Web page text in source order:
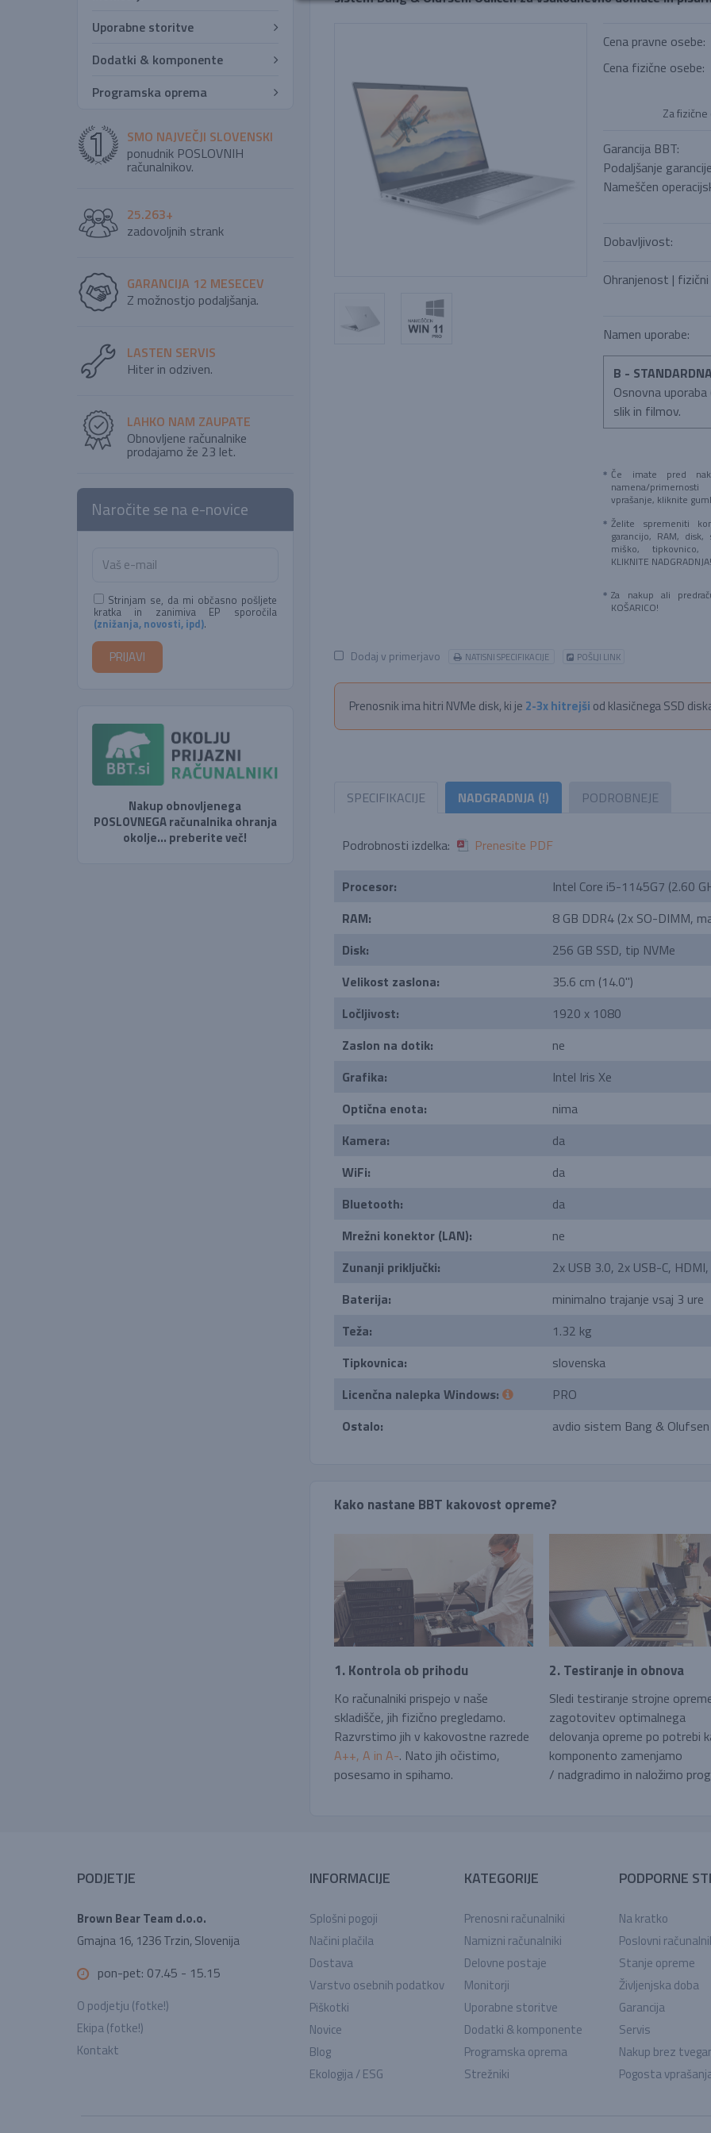
Uporabne storitve
Dodatki & komponente
Programska oprema
SMO NAJVEČJI SLOVENSKI
ponudnik POSLOVNIH
računalnikov.
25.263+
zadovoljnih strank
GARANCIJA 12 MESECEV
Z možnostjo podaljšanja.
LASTEN SERVIS
Hiter in odziven.
LAHKO NAM ZAUPATE
Obnovljene računalnike
prodajamo že 23 let.
Naročite se na e-novice
Strinjam se, da mi občasno pošljete
kratka in zanimiva EP sporočila
(znižanja, novosti, ipd).
Nakup obnovljenega
POSLOVNEGA računalnika ohranja
okolje... preberite več!
Cena pravne osebe:
Cena fizične osebe:
Za
Garancija BBT:
Podaljšanje garancije
Nameščen
Dobavljivost:
Ohranjenost |
Namen uporabe:
B -
Osnovna
slik in filmov.
Če imate pred
namena/
vprašanje, kliknite
Želite spremeniti
garancijo, RAM,
miško, tipkovnico,
KLIKNITE NADGRADNJA!
Za nakup ali
KOŠARICO!
Dodaj v primerjavo NATISNI SPECIFIKACIJE POŠLJI LINK
Prenosnik ima hitri NVMe disk, ki je 2-3x hitrejši od klasičnega SSD
SPECIFIKACIJE NADGRADNJA (!) PODROBNEJE
Podrobnosti izdelka: Prenesite PDF
Procesor:
Intel Core i5-1145G7 (2.60
RAM:
8 GB DDR4 (2x SO-DIMM,
Disk:
256 GB SSD, tip NVMe
Velikost zaslona:
35.6 cm (14.0'')
Ločljivost:
1920 x 1080
Zaslon na dotik:
ne
Grafika:
Intel Iris Xe
Optična enota:
nima
Kamera:
da
WiFi:
da
Bluetooth:
da
Mrežni konektor (LAN):
ne
Zunanji priključki:
2x USB 3.0, 2x USB-C,
Baterija:
minimalno trajanje vsaj 3 ure
Teža:
1.32 kg
Tipkovnica:
slovenska
Licenčna nalepka Windows:
PRO
Ostalo:
avdio sistem Bang & Olufsen
Kako nastane BBT kakovost opreme?
1. Kontrola ob prihodu
Ko računalniki prispejo v naše
skladišče, jih fizično pregledamo.
Razvrstimo jih v kakovostne razrede
A++, A in A-. Nato jih očistimo,
posesamo in spihamo.
2. Testiranje in obnova
Sledi testiranje strojne
zagotovitev optimalnega
delovanja opreme po potrebi
komponento zamenjamo
/ nadgradimo in naložimo
PODJETJE
Brown Bear Team d.o.o.
Gmajna 16, 1236 Trzin, Slovenija
pon-pet: 07.45 - 15.15
O podjetju (fotke!)
Ekipa (fotke!)
Kontakt
INFORMACIJE
Splošni pogoji
Načini plačila
Dostava
Varstvo osebnih podatkov
Piškotki
Novice
Blog
Ekologija / ESG
KATEGORIJE
Prenosni računalniki
Namizni računalniki
Delovne postaje
Monitorji
Uporabne storitve
Dodatki & komponente
Programska oprema
Strežniki
PODPORNE
Na kratko
Poslovni
Stanje opreme
Življenjska doba
Garancija
Servis
Nakup brez
Pogosta